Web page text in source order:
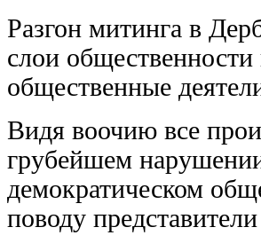
Разгон митинга в
слои общественности
общественные
Видя воочию все
грубейшем
демократическом
поводу